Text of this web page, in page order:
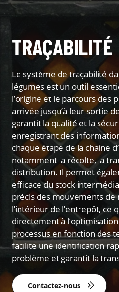
TRAÇABILITÉ
Le système de traçabilité
légumes est un outil
l’origine et le parcours des
arrivée jusqu’à leur sortie
garantit la qualité et la
enregistrant des
chaque étape de la chaîne
notamment la récolte, la
distribution. Il permet
efficace du stock
précis des mouvements de
l’intérieur de l’entrepôt, ce
directement à
processus en fonction des
facilite une identification
problème et garantit la
Contactez-nous